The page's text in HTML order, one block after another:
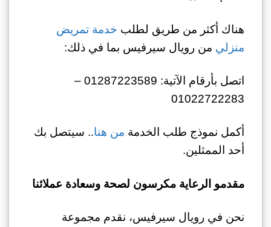
هناك أكثر من طريق لطلب خدمة تمريض
منزلي من رويال سيرفيس بما في ذلك:
اتصل بأرقام الآتية: 01287223589 –
01022722283
أكمل نموذج طلب الخدمة من هنا.. سيتصل بك
أحد الممثلين.
مقدمو الرعاية مكرسون لصحة وسعادة عملائنا
نحن في رويال سيرفيس، نقدم مجموعة